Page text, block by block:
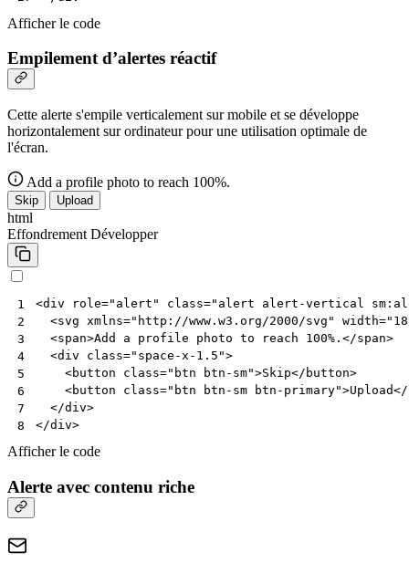
Afficher le code
Empilement d’alertes réactif
Cette alerte s'empile verticalement sur mobile et se développe
horizontalement sur ordinateur pour une utilisation optimale de
l'écran.
Add a profile photo to reach 100%.
Skip Upload
html
Effondrement Développer
1
2
3
4
5
6
7
8
<div role="alert" class="alert alert-vertical
<svg xmlns="http://www.w3.org/2000/svg" width=
<span>Add a profile photo to reach 100%. </span>
<div class="space-x-1.5">
<button class="btn btn-sm">Skip</ button>
<button class="btn btn-sm btn-primary">Upload</
</div>
</div>
Afficher le code
Alerte avec contenu riche